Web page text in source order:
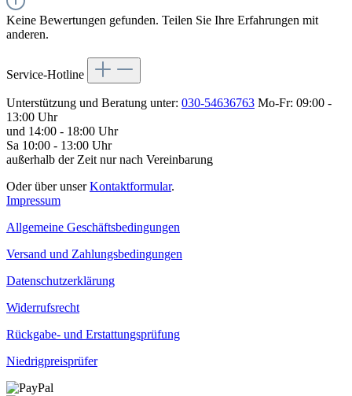
Keine Bewertungen gefunden. Teilen Sie Ihre Erfahrungen mit
anderen.
Service-Hotline
Unterstützung und Beratung unter: 030-54636763 Mo-Fr: 09:00 -
13:00 Uhr
und 14:00 - 18:00 Uhr
Sa 10:00 - 13:00 Uhr
außerhalb der Zeit nur nach Vereinbarung
Oder über unserKontaktformular.
Impressum
Allgemeine Geschäftsbedingungen
Versand und Zahlungsbedingungen
Datenschutzerklärung
Widerrufsrecht
Rückgabe- und Erstattungsprüfung
Niedrigpreisprüfer